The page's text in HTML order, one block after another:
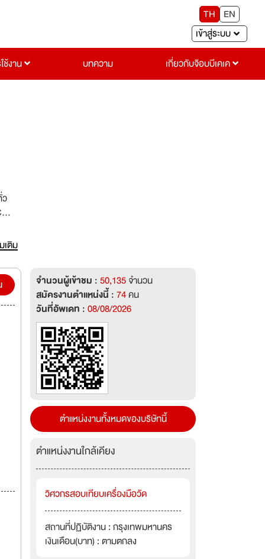
TH
EN
เข้าสู่ระบบ
ช้งาน
บทความ เกี่ยวกับจ๊อบบีเคเค
ง
ด้าน
าน
เติม
จำนวนผู้เข้าชม :50,135จำนวน
สมัครงานตำแหน่งนี้ :74คน
วันที่อัพเดท :08/08/2026
ตำแหน่งงานทั้งหมดของบริษัทนี้
ตำแหน่งงานใกล้เคียง
วิศวกรสอบเทียบเครื่องมือวัด
สถานที่ปฏิบัติงาน : กรุงเทพมหานคร
เงินเดือน(บาท) : ตามตกลง